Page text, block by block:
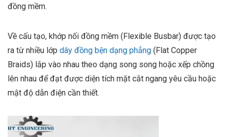
đồng mềm.
Về cấu tạo, khớp nối đồng mềm (Flexible Busbar) được tạo
ra từ nhiều lớp dây đồng bện dạng phẳng (Flat Copper
Braids) lắp vào nhau theo dạng song song hoặc xếp chồng
lên nhau để đạt được diện tích mặt cắt ngang yêu cầu hoặc
mật độ dẫn điện cần thiết.